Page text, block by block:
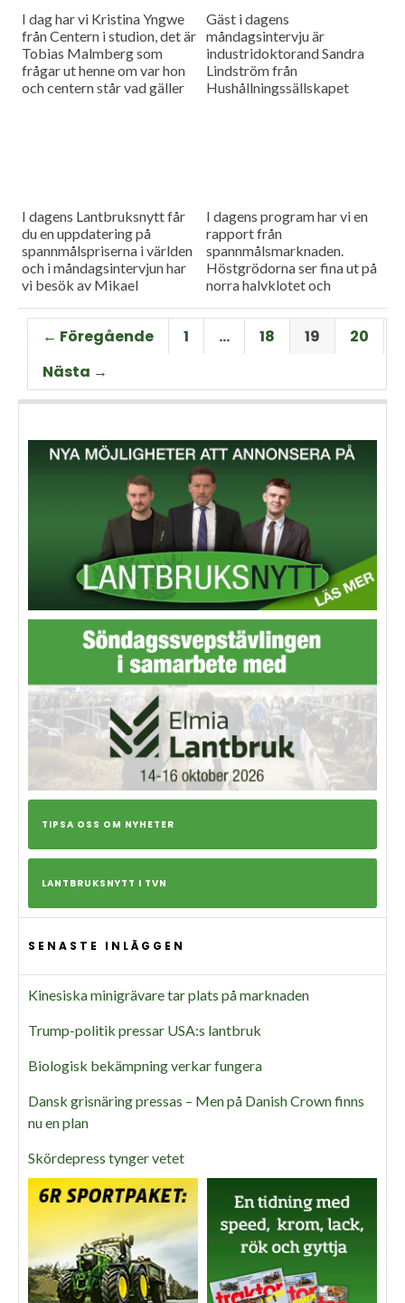
I dag har vi Kristina Yngwe
från Centern i studion, det är
Tobias Malmberg som
frågar ut henne om var hon
och centern står vad gäller
Gäst i dagens
måndagsintervju är
industridoktorand Sandra
Lindström från
Hushållningssällskapet
I dagens Lantbruksnytt får
du en uppdatering på
spannmålspriserna i världen
och i måndagsintervjun har
vi besök av Mikael
Lantmännen.
I dagens program har vi en
rapport från
spannmålsmarknaden.
Höstgrödorna ser fina ut på
norra halvklotet och
Gäst i vår måndagsintervju
är Torbjörn Lithell från HK
Scan som berättar om
slakteribranchens
utmaningar framöver.
← Föregående 1 … 18 19
20
Nästa →
TIPSA OSS OM NYHETER
LANTBRUKSNYTT I TVN
SENASTE INLÄGGEN
Kinesiska minigrävare tar plats på marknaden
Trump-politik pressar USA:s lantbruk
Biologisk bekämpning verkar fungera
Dansk grisnäring pressas – Men på Danish Crown finns
nu en plan
Skördepress tynger vetet